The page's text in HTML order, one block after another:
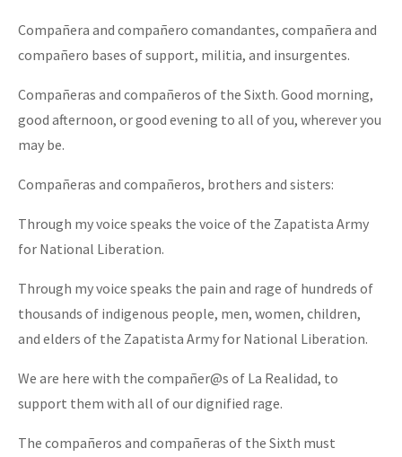
Compañera and compañero comandantes, compañera and
compañero bases of support, militia, and insurgentes.
Compañeras and compañeros of the Sixth. Good morning,
good afternoon, or good evening to all of you, wherever you
may be.
Compañeras and compañeros, brothers and sisters:
Through my voice speaks the voice of the Zapatista Army
for National Liberation.
Through my voice speaks the pain and rage of hundreds of
thousands of indigenous people, men, women, children,
and elders of the Zapatista Army for National Liberation.
We are here with the compañer@s of La Realidad, to
support them with all of our dignified rage.
The compañeros and compañeras of the Sixth must